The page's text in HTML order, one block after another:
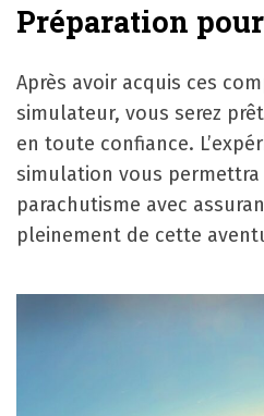
Préparation
Après avoir acquis ces
simulateur, vous serez
en toute confiance.
simulation vous permettra
parachutisme avec
pleinement de cette